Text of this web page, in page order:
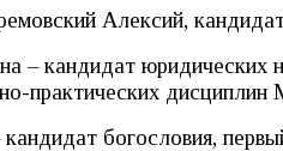
Алексий,
– кандидат
практических дисциплин
богословия,